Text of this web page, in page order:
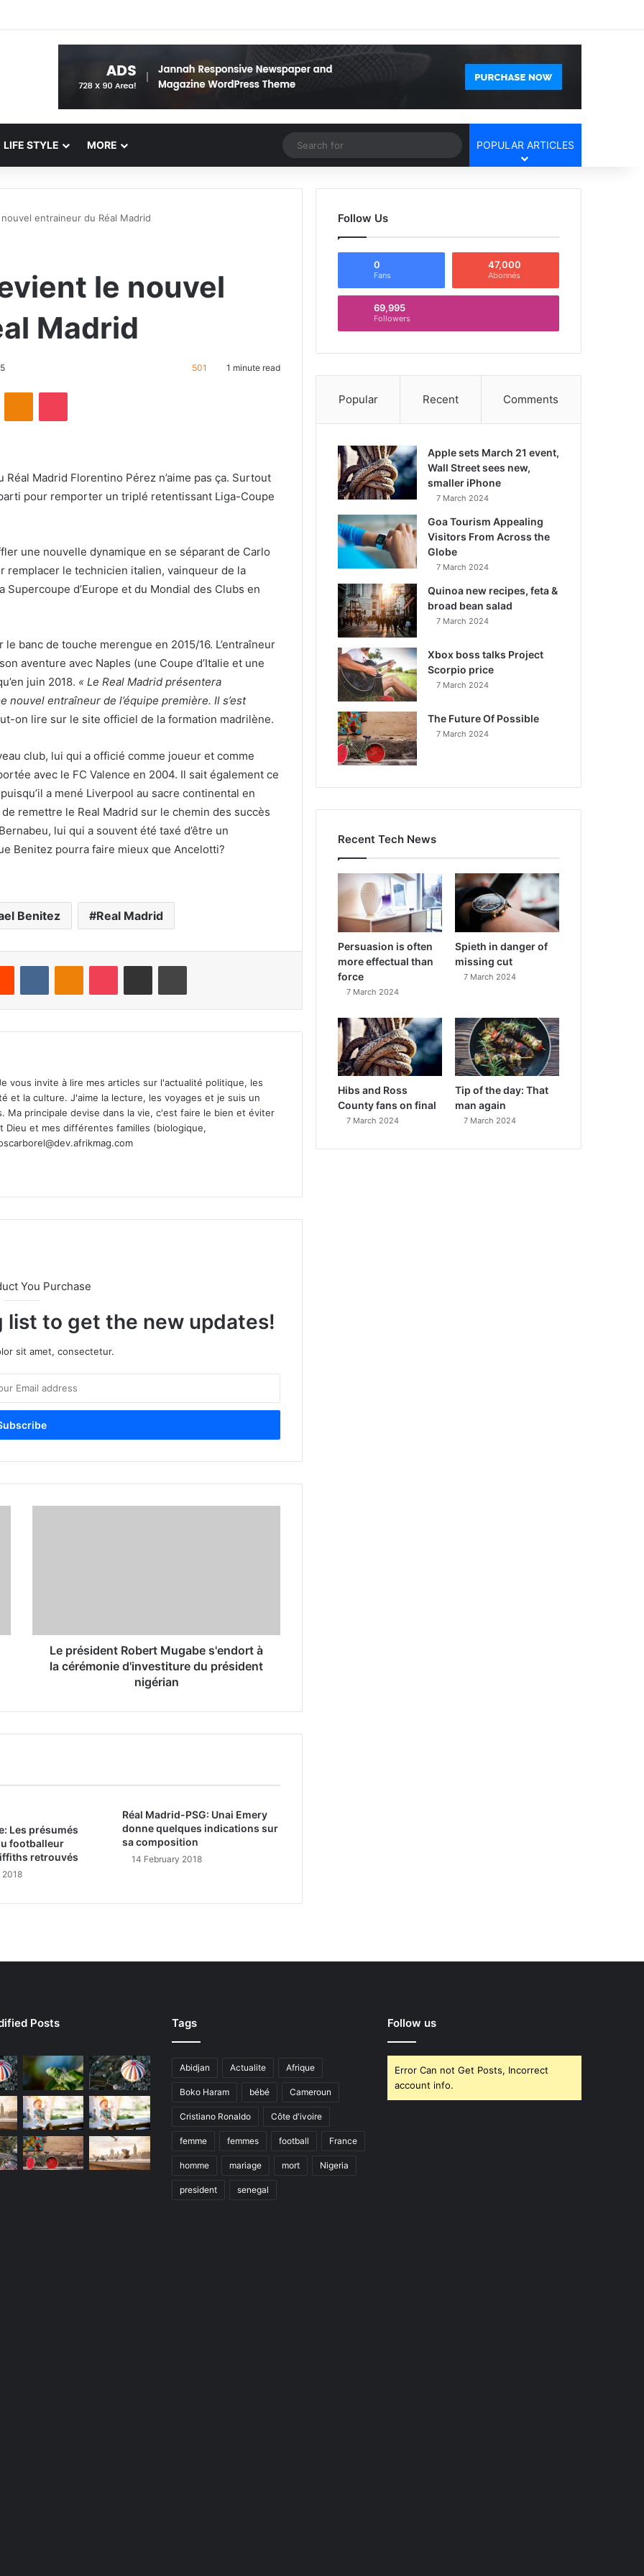
LIFE STYLE MORE Random Article
Search
for
POPULAR ARTICLES
entraineur du Réal Madrid
le nouvel
Madrid
501 1 minute read
Madrid Florentino Pérez n’aime pas ça. Surtout
pour remporter un triplé retentissant Liga-Coupe
une nouvelle dynamique en se séparant de Carlo
remplacer le technicien italien, vainqueur de la
d’Europe et du Mondial des Clubs en
banc de touche merengue en 2015/16. L’entraîneur
aventure avec Naples (une Coupe d’Italie et une
juin 2018. « Le Real Madrid présentera
nouvel entraîneur de l’équipe première. Il s’est
on lire sur le site officiel de la formation madrilène.
club, lui qui a officié comme joueur et comme
avec le FC Valence en 2004. Il sait également ce
a mené Liverpool au sacre continental en
remettre le Real Madrid sur le chemin des succès
lui qui a souvent été taxé d’être un
Benitez pourra faire mieux que Ancelotti?
Benitez Real Madrid
vous invite à lire mes articles sur l'actualité politique, les
et la culture. J'aime la lecture, les voyages et je suis un
Ma principale devise dans la vie, c'est faire le bien et éviter
Dieu et mes différentes familles (biologique,
You Purchase
list to get the new updates!
sit amet, consectetur.
Le président Robert Mugabe s'endort à
la cérémonie d'investiture du président
nigérian
Les présumés
footballeur
retrouvés
2018
Réal Madrid-PSG: Unai Emery
donne quelques indications sur
sa composition
14 February 2018
Follow Us
0
Fans
47,000
Abonnés
69,995
Followers
Popular Recent Comments
Apple sets March 21 event,
Wall Street sees new,
smaller iPhone
7 March 2024
Goa Tourism Appealing
Visitors From Across the
Globe
7 March 2024
Quinoa new recipes, feta &
broad bean salad
7 March 2024
Xbox boss talks Project
Scorpio price
7 March 2024
The Future Of Possible
7 March 2024
Recent Tech News
Persuasion is often
more effectual than
force
7 March 2024
Spieth in danger of
missing cut
7 March 2024
Hibs and Ross
County fans on final
7 March 2024
Tip of the day: That
man again
7 March 2024
Posts Tags
Abidjan Actualite Afrique
Boko Haram bébé Cameroun
Cristiano Ronaldo Côte d'ivoire
femme femmes football France
homme mariage mort Nigeria
president senegal
Follow us
Error Can not Get Posts, Incorrect
account info.